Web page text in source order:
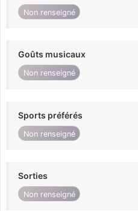
Non renseigné
Goûts musicaux
Non renseigné
Sports préférés
Non renseigné
Sorties
Non renseigné